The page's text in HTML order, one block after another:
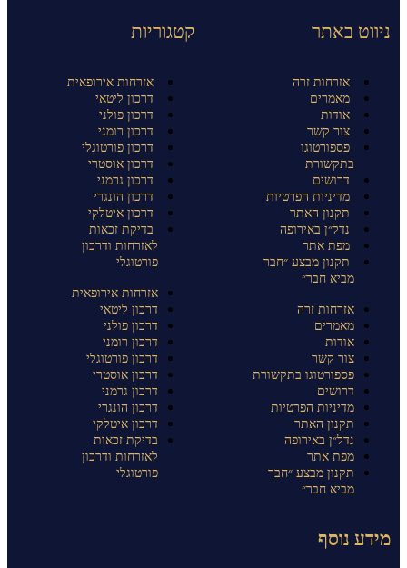
ניווט באתר
אזרחות זרה
מאמרים
אודות
צור קשר
פספורטוגו
בתקשורת
דרושים
מדיניות הפרטיות
תקנון האתר
נדל״ן באירופה
מפת אתר
תקנון מבצע ״חבר
מביא חבר״
אזרחות זרה
מאמרים
אודות
צור קשר
פספורטוגו בתקשורת
דרושים
מדיניות הפרטיות
תקנון האתר
נדל״ן באירופה
מפת אתר
תקנון מבצע ״חבר
מביא חבר״
קטגוריות
אזרחות אירופאית
דרכון ליטאי
דרכון פולני
דרכון רומני
דרכון פורטוגלי
דרכון אוסטרי
דרכון גרמני
דרכון הונגרי
דרכון איטלקי
בדיקת זכאות
לאזרחות ודרכון
פורטוגלי
אזרחות אירופאית
דרכון ליטאי
דרכון פולני
דרכון רומני
דרכון פורטוגלי
דרכון אוסטרי
דרכון גרמני
דרכון הונגרי
דרכון איטלקי
בדיקת זכאות
לאזרחות ודרכון
פורטוגלי
מידע נוסף